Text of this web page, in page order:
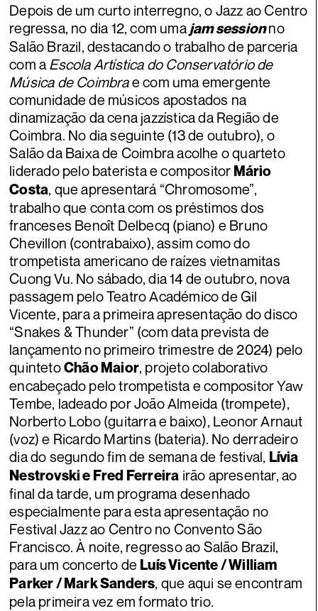
Depois de um curto interregno, o Jazz ao Centro
regressa, no dia 12, com uma jam sessionno
Salão Brazil, destacando o trabalho de parceria
com a Escola Artística do Conservatório de
Música de Coimbrae com uma emergente
comunidade de músicos apostados na
dinamização da cena jazzística da Região de
Coimbra. No dia seguinte (13 de outubro), o
Salão da Baixa de Coimbra acolhe o quarteto
liderado pelo baterista e compositor Mário
Costa, que apresentará “Chromosome”,
trabalho que conta com os préstimos dos
franceses Benoît Delbecq (piano) e Bruno
Chevillon (contrabaixo), assim como do
trompetista americano de raízes vietnamitas
Cuong Vu. No sábado, dia 14 de outubro, nova
passagem pelo Teatro Académico de Gil
Vicente, para a primeira apresentação do disco
“Snakes & Thunder” (com data prevista de
lançamento no primeiro trimestre de 2024) pelo
quintetoChão Maior, projeto colaborativo
encabeçado pelo trompetista e compositor Yaw
Tembe, ladeado por João Almeida (trompete),
Norberto Lobo (guitarra e baixo), Leonor Arnaut
(voz) e Ricardo Martins (bateria). No derradeiro
dia do segundo fim de semana de festival, Lívia
Nestrovski e Fred Ferreira irão apresentar, ao
final da tarde, um programa desenhado
especialmente para esta apresentação no
Festival Jazz ao Centro no Convento São
Francisco. À noite, regresso ao Salão Brazil,
para um concerto de Luís Vicente / William
Parker / Mark Sanders, que aqui se encontram
pela primeira vez em formato trio.